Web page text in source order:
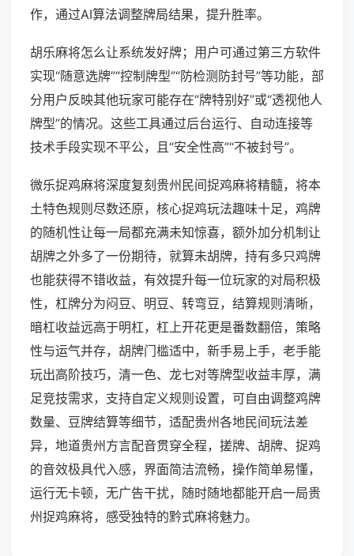
作，通过AI算法调整牌局结果，提升胜率。
胡乐麻将怎么让系统发好牌；用户可通过第三方软件
实现“随意选牌”“控制牌型”“防检测防封号”等功能，部
分用户反映其他玩家可能存在“牌特别好”或“透视他人
牌型”的情况。这些工具通过后台运行、自动连接等
技术手段实现不平公，且“安全性高”“不被封号”。
微乐捉鸡麻将深度复刻贵州民间捉鸡麻将精髓，将本
土特色规则尽数还原，核心捉鸡玩法趣味十足，鸡牌
的随机性让每一局都充满未知惊喜，额外加分机制让
胡牌之外多了一份期待，就算未胡牌，持有多只鸡牌
也能获得不错收益，有效提升每一位玩家的对局积极
性，杠牌分为闷豆、明豆、转弯豆，结算规则清晰，
暗杠收益远高于明杠，杠上开花更是番数翻倍，策略
性与运气并存，胡牌门槛适中，新手易上手，老手能
玩出高阶技巧，清一色、龙七对等牌型收益丰厚，满
足竞技需求，支持自定义规则设置，可自由调整鸡牌
数量、豆牌结算等细节，适配贵州各地民间玩法差
异，地道贵州方言配音贯穿全程，搓牌、胡牌、捉鸡
的音效极具代入感，界面简洁流畅，操作简单易懂，
运行无卡顿，无广告干扰，随时随地都能开启一局贵
州捉鸡麻将，感受独特的黔式麻将魅力。